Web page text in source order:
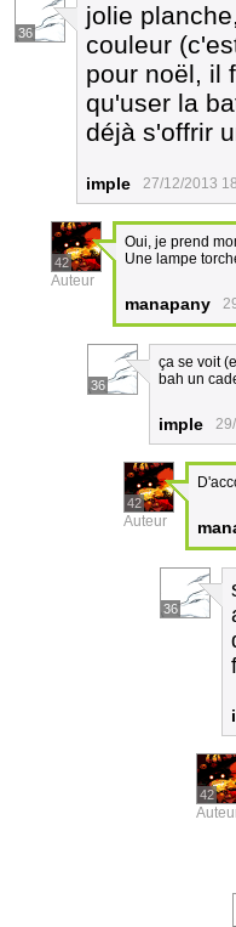
36
jolie
couleur
pour noël, il
qu'user la
déjà s'offrir
imple 27/12/2013
42
Auteur
Oui, je prend
Une lampe
manapany
36
ça se voit
bah un
imple
42
Auteur
36
42